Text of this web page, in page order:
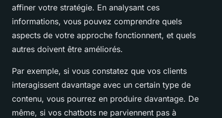
affiner votre stratégie. En analysant ces
informations, vous pouvez comprendre quels
aspects de votre approche fonctionnent, et quels
autres doivent être améliorés.
Par exemple, si vous constatez que vos clients
interagissent davantage avec un certain type de
contenu, vous pourrez en produire davantage. De
même, si vos chatbots ne parviennent pas à